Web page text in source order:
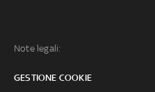
Note legali:
GESTIONE COOKIE